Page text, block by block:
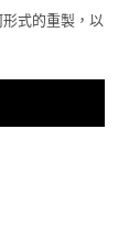
式的重製，以